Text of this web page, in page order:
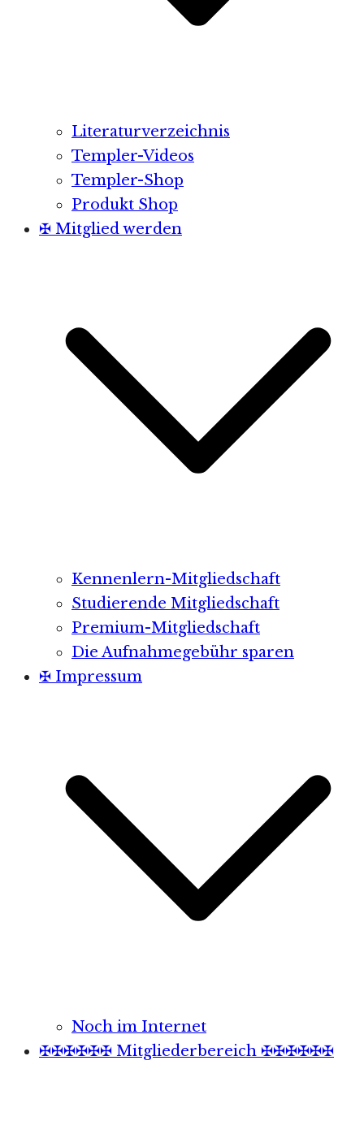
Literaturverzeichnis
Templer-Videos
Templer-Shop
Produkt Shop
✠ Mitglied werden
Kennenlern-Mitgliedschaft
Studierende Mitgliedschaft
Premium-Mitgliedschaft
Die Aufnahmegebühr sparen
✠ Impressum
Noch im Internet
✠✠✠✠✠✠ Mitgliederbereich ✠✠✠✠✠✠